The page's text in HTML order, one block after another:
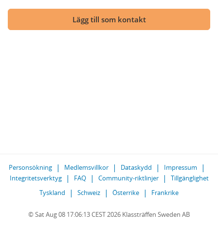
Lägg till som kontakt
Personsökning Medlemsvillkor Dataskydd
Impressum
Integritetsverktyg
FAQ Community-riktlinjer
Tillgänglighet
Tyskland
Schweiz Österrike Frankrike
© Sat Aug 08 17:06:13 CEST 2026 Klassträffen Sweden AB